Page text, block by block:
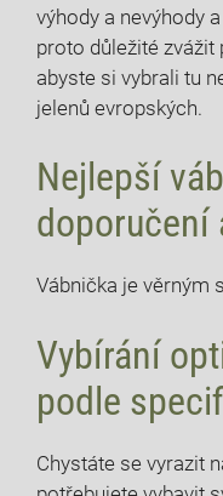
výhody a ⁣nevýhody
proto⁣ důležité zvážit⁤
abyste si ‍vybrali tu
jelenů ⁣evropských.
Nejlepší
doporučení
Vábnička​ je ⁢věrným
Vybírání
podle‌
Chystáte ⁤se vyrazit